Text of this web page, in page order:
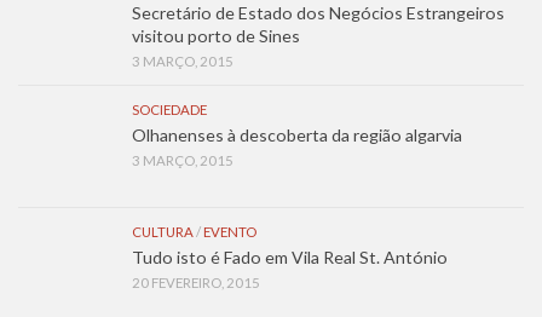
Secretário de Estado dos Negócios Estrangeiros
visitou porto de Sines
3 MARÇO, 2015
SOCIEDADE
Olhanenses à descoberta da região algarvia
3 MARÇO, 2015
CULTURA / EVENTO
Tudo isto é Fado em Vila Real St. António
20 FEVEREIRO, 2015